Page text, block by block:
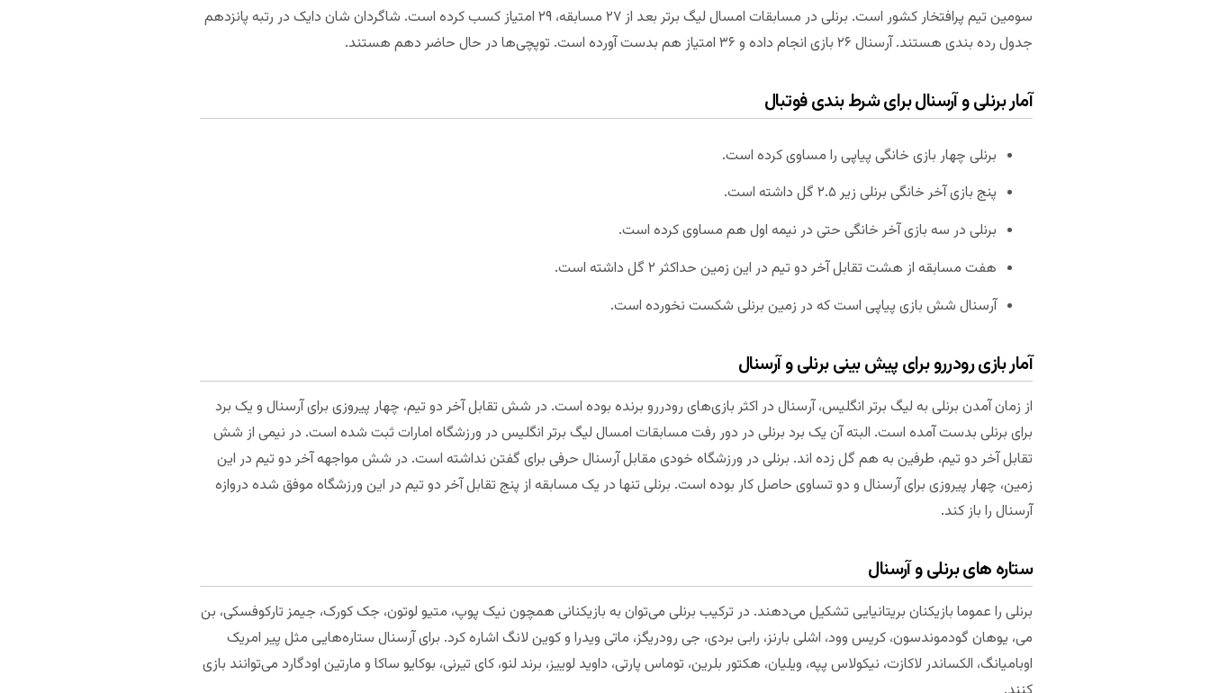
سومین تیم پرافتخار کشور است. برنلی در مسابقات امسال لیگ برتر بعد از ۲۷ مسابقه، ۲۹ امتیاز کسب کرده است. شاگردان شان دایک در رتبه پانزدهم
جدول رده بندی هستند. آرسنال ۲۶ بازی انجام داده و ۳۶ امتیاز هم بدست آورده است. توپچی‌ها در حال حاضر دهم هستند.
آمار برنلی و آرسنال برای شرط بندی فوتبال
برنلی چهار بازی خانگی پیاپی را مساوی کرده است.
پنج بازی آخر خانگی برنلی زیر ۲.۵ گل داشته است.
برنلی در سه بازی آخر خانگی حتی در نیمه اول هم مساوی کرده است.
هفت مسابقه از هشت تقابل آخر دو تیم در این زمین حداکثر ۲ گل داشته است.
آرسنال شش بازی پیاپی است که در زمین برنلی شکست نخورده است.
آمار بازی رودررو برای پیش بینی برنلی و آرسنال
از زمان آمدن برنلی به لیگ برتر انگلیس، آرسنال در اکثر بازی‌های رودررو برنده بوده است. در شش تقابل آخر دو تیم، چهار پیروزی برای آرسنال و یک برد
برای برنلی بدست آمده است. البته آن یک برد برنلی در دور رفت مسابقات امسال لیگ برتر انگلیس در ورزشگاه امارات ثبت شده است. در نیمی از شش
تقابل آخر دو تیم، طرفین به هم گل زده اند. برنلی در ورزشگاه خودی مقابل آرسنال حرفی برای گفتن نداشته است. در شش مواجهه آخر دو تیم در این
زمین، چهار پیروزی برای آرسنال و دو تساوی حاصل کار بوده است. برنلی تنها در یک مسابقه از پنج تقابل آخر دو تیم در این ورزشگاه موفق شده دروازه
آرسنال را باز کند.
ستاره های برنلی و آرسنال
برنلی را عموما بازیکنان بریتانیایی تشکیل می‌دهند. در ترکیب برنلی می‌توان به بازیکنانی همچون نیک پوپ، متیو لوتون، جک کورک، جیمز تارکوفسکی، بن
می، یوهان گودموندسون، کریس وود، اشلی بارنز، رابی بردی، جی رودریگز، ماتی ویدرا و کوین لانگ اشاره کرد. برای آرسنال ستاره‌هایی مثل پیر امریک
اوبامیانگ، الکساندر لاکازت، نیکولاس پپه، ویلیان، هکتور بلرین، توماس پارتی، داوید لوییز، برند لنو، کای تیرنی، بوکایو ساکا و مارتین اودگارد می‌توانند بازی